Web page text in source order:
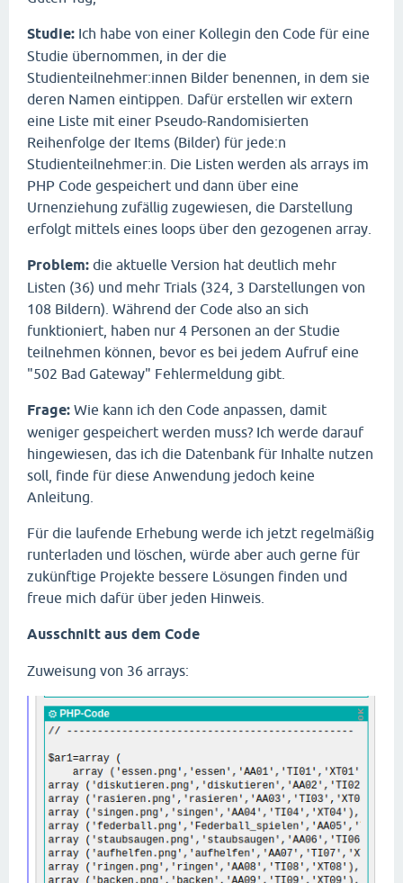
Studie: Ich habe von einer Kollegin den Code für eine
Studie übernommen, in der die
Studienteilnehmer:innen Bilder benennen, in dem sie
deren Namen eintippen. Dafür erstellen wir extern
eine Liste mit einer Pseudo-Randomisierten
Reihenfolge der Items (Bilder) für jede:n
Studienteilnehmer:in. Die Listen werden als arrays im
PHP Code gespeichert und dann über eine
Urnenziehung zufällig zugewiesen, die Darstellung
erfolgt mittels eines loops über den gezogenen array.
Problem: die aktuelle Version hat deutlich mehr
Listen (36) und mehr Trials (324, 3 Darstellungen von
108 Bildern). Während der Code also an sich
funktioniert, haben nur 4 Personen an der Studie
teilnehmen können, bevor es bei jedem Aufruf eine
"502 Bad Gateway" Fehlermeldung gibt.
Frage: Wie kann ich den Code anpassen, damit
weniger gespeichert werden muss? Ich werde darauf
hingewiesen, das ich die Datenbank für Inhalte nutzen
soll, finde für diese Anwendung jedoch keine
Anleitung.
Für die laufende Erhebung werde ich jetzt regelmäßig
runterladen und löschen, würde aber auch gerne für
zukünftige Projekte bessere Lösungen finden und
freue mich dafür über jeden Hinweis.
Ausschnitt aus dem Code
Zuweisung von 36 arrays: